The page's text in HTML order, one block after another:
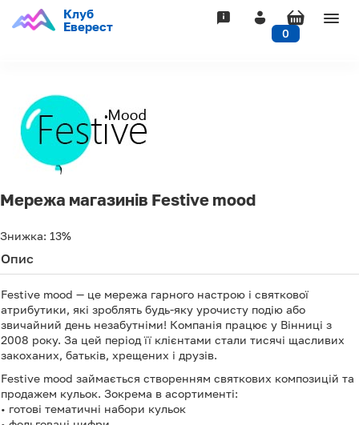
Клуб
Еверест
0
Мережа магазинів Festive mood
Знижка: 13%
Опис
Festive mood — це мережа гарного настрою і святкової
атрибутики, які зроблять будь-яку урочисту подію або
звичайний день незабутніми! Компанія працює у Вінниці з
2008 року. За цей період її клієнтами стали тисячі щасливих
закоханих, батьків, хрещених і друзів.
Festive mood займається створенням святкових композицій та
продажем кульок. Зокрема в асортименті:
• готові тематичні набори кульок